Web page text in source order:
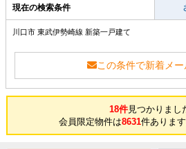
現在の検索条件
川口市 東武伊勢崎線 新築一戸建て
この条件で新着メ
18件見つかりまし
会員限定物件は8631件ありま